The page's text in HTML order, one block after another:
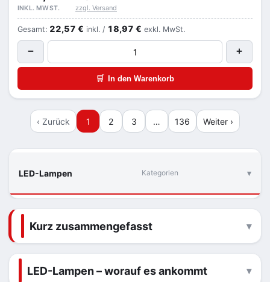
LED-Lampen Kategorien
INKL. MWST. zzgl. Versand
Gesamt: 22,57 € inkl. / 18,97 € exkl. MwSt.
− +
🛒 In den Warenkorb
‹ Zurück 1 2 3 … 136 Weiter ›
Kurz zusammengefasst
LED-Lampen – worauf es ankommt